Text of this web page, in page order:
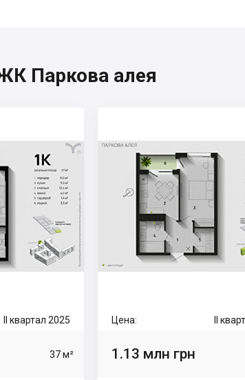
Паркова алея
II квартал 2025
37 м²
Цена: II
1.13 млн грн